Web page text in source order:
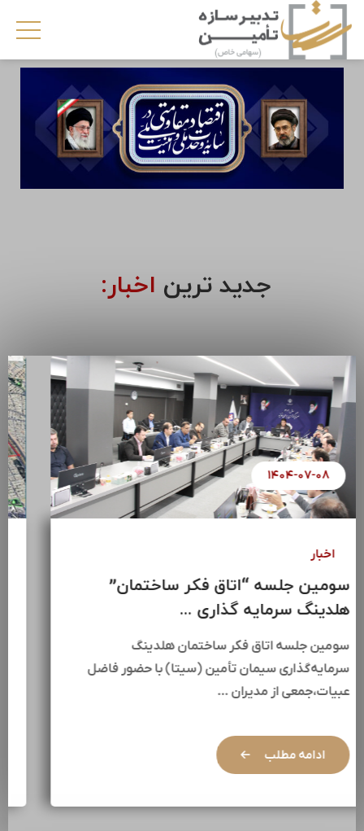
جدید ترین اخبار:
۱۴۰۴-۰۷-۰۸
سومین جلسه “اتاق فکر ساختمان”
هلدینگ سرمایه گذاری ...
سومین جلسه اتاق فکر ساختمان هلدینگ
سرمایه‌گذاری سیمان تأمین (سیتا) با حضور فاضل
عبیات،جمعی از مدیران …
ادامه مطلب